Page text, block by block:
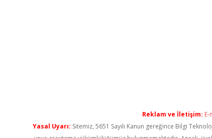
Reklam ve İletişim: E-
Yasal Uyarı: Sitemiz, 5651 Sayılı Kanun gereğince Bilgi